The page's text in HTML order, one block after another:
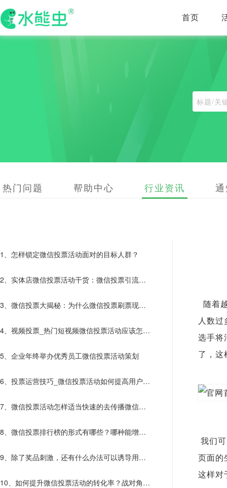
首页
热门问题 帮助中心 行业资讯
1、怎样锁定微信投票活动面对的目标人群？
2、实体店微信投票活动干货：微信投票引流阶
段活动可以这样做
3、微信投票大揭秘：为什么微信投票刷票现象
屡禁不止呢？
4、视频投票_热门短视频微信投票活动应该怎样
创建？
5、企业年终举办优秀员工微信投票活动策划
6、投票运营技巧_微信投票活动如何提高用户参
与感?
7、微信投票活动怎样适当快速的去传播微信投
票​活动？
8、微信投票排行榜的形式有哪些？哪种能增加
选手热情？
9、除了奖品刺激，还有什么办法可以诱导用户
主动传播？
10、如何提升微信投票活动的转化率？战对角度
随着
人数
选手将
了，这
我们
页面的
这样对